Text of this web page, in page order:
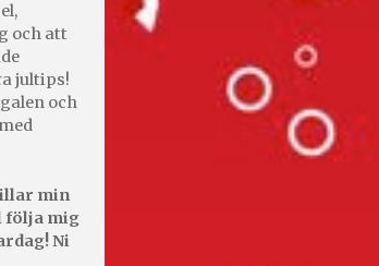
och att
jultips!
och
min
följa mig
Ni